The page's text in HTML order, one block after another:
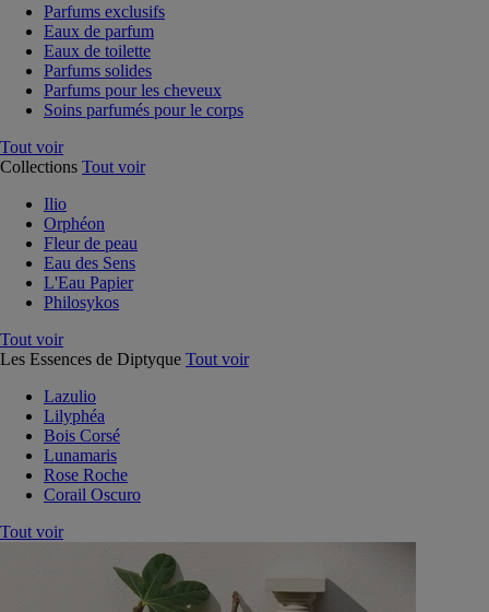
Parfums exclusifs
Eaux de parfum
Eaux de toilette
Parfums solides
Parfums pour les cheveux
Soins parfumés pour le corps
Tout voir
Collections Tout voir
Ilio
Orphéon
Fleur de peau
Eau des Sens
L'Eau Papier
Philosykos
Tout voir
Les Essences de Diptyque Tout voir
Lazulio
Lilyphéa
Bois Corsé
Lunamaris
Rose Roche
Corail Oscuro
Tout voir